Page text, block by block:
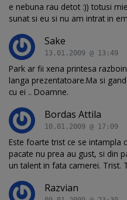
e nebuna rau detot :)) totusi
sunat si eu si nu am intrat in
Sake
13.01.2009 @ 13:49
Park ar fii xena printesa
langa prezentatoare.Ma si
cu ei .. Doamne.
Bordas Attila
10.01.2009 @ 17:09
Este foarte trist ce se intampla
pacate nu prea au gust, si din
un talent in fata camerei. Trist.
Razvian